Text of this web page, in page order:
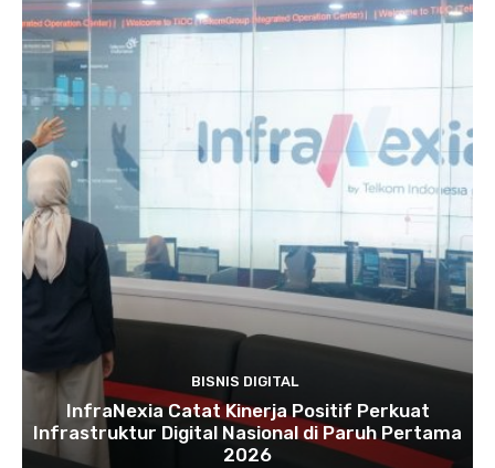
BISNIS DIGITAL
InfraNexia Catat Kinerja Positif Perkuat
Infrastruktur Digital Nasional di Paruh Pertama
2026